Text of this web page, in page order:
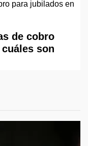
de cobro
son